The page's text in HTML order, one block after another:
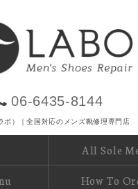
06-6435-8144
ボ）｜全国対応のメンズ靴修理専門店
All Sole
How To